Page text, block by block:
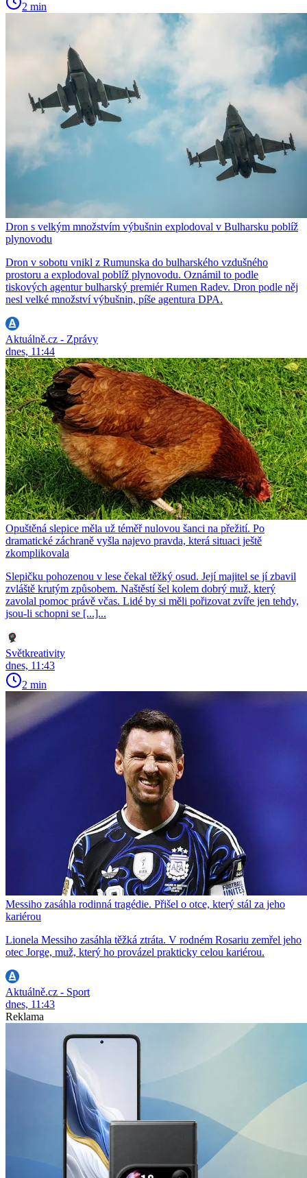
2 min
Dron s velkým množstvím výbušnin explodoval v Bulharsku poblíž
plynovodu
Dron v sobotu vnikl z Rumunska do bulharského vzdušného
prostoru a explodoval poblíž plynovodu. Oznámil to podle
tiskových agentur bulharský premiér Rumen Radev. Dron podle něj
nesl velké množství výbušnin, píše agentura DPA.
Aktuálně.cz - Zprávy
dnes, 11:44
Opuštěná slepice měla už téměř nulovou šanci na přežití. Po
dramatické záchraně vyšla najevo pravda, která situaci ještě
zkomplikovala
Slepičku pohozenou v lese čekal těžký osud. Její majitel se jí zbavil
zvláště krutým způsobem. Naštěstí šel kolem dobrý muž, který
zavolal pomoc právě včas. Lidé by si měli pořizovat zvíře jen tehdy,
jsou-li schopni se [...]...
Světkreativity
dnes, 11:43
2 min
Messiho zasáhla rodinná tragédie. Přišel o otce, který stál za jeho
kariérou
Lionela Messiho zasáhla těžká ztráta. V rodném Rosariu zemřel jeho
otec Jorge, muž, který ho provázel prakticky celou kariérou.
Aktuálně.cz - Sport
dnes, 11:43
Reklama